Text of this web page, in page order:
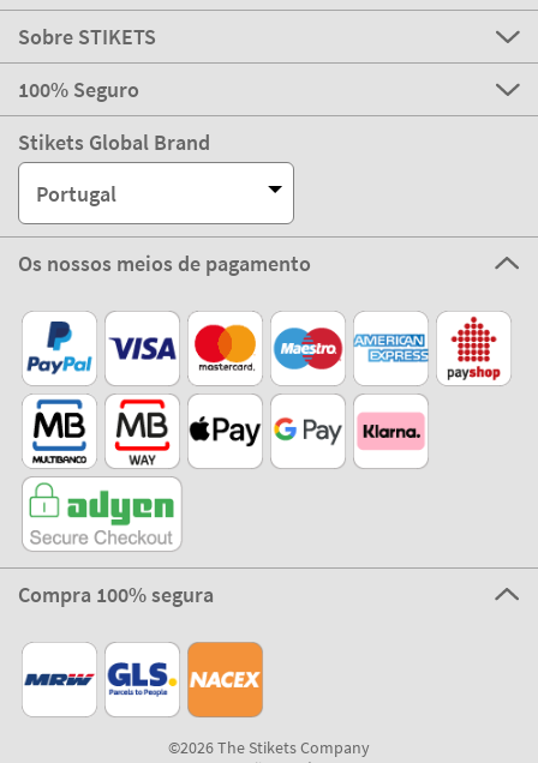
Sobre STIKETS
100% Seguro
Stikets Global Brand
Portugal
Os nossos meios de pagamento
Compra 100% segura
©2026 The Stikets Company